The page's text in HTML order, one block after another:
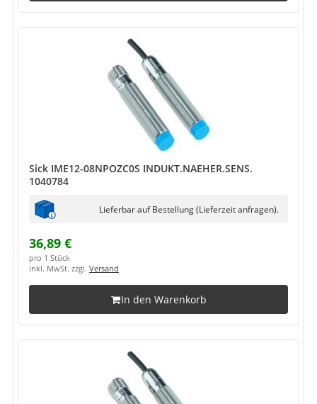
Sick IME12-08NPOZC0S INDUKT.NAEHER.SENS.
1040784
Lieferbar auf Bestellung (Lieferzeit anfragen).
36,89 €
pro 1 Stück
inkl. MwSt. zzgl. Versand
In den Warenkorb